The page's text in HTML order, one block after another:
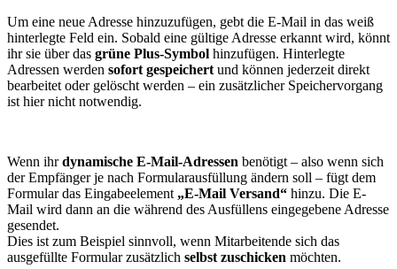
Um eine neue Adresse hinzuzufügen, gebt die E-Mail in das weiß
hinterlegte Feld ein. Sobald eine gültige Adresse erkannt wird, könnt
ihr sie über das grüne Plus-Symbol hinzufügen. Hinterlegte
Adressen werden sofort gespeichert und können jederzeit direkt
bearbeitet oder gelöscht werden – ein zusätzlicher Speichervorgang
ist hier nicht notwendig.
Wenn ihrdynamische E-Mail-Adressen benötigt – also wenn sich
der Empfänger je nach Formularausfüllung ändern soll – fügt dem
Formular das Eingabeelement „E-Mail Versand“ hinzu. Die E-
Mail wird dann an die während des Ausfüllens eingegebene Adresse
gesendet.
Dies ist zum Beispiel sinnvoll, wenn Mitarbeitende sich das
ausgefüllte Formular zusätzlich selbst zuschicken möchten.